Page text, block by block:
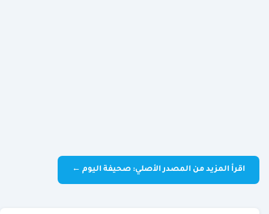
اقرأ المزيد من المصدر الأصلي: صحيفة اليوم ←